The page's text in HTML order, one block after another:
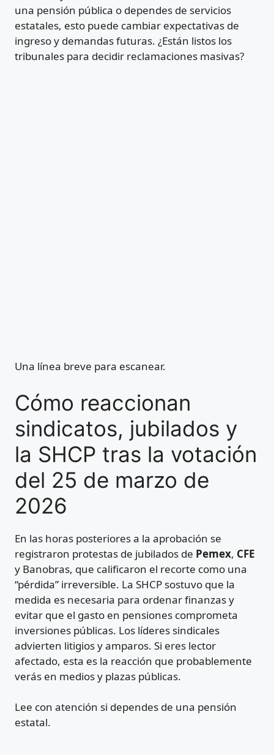
una pensión pública o dependes de servicios
estatales, esto puede cambiar expectativas de
ingreso y demandas futuras. ¿Están listos los
tribunales para decidir reclamaciones masivas?
Una línea breve para escanear.
Cómo reaccionan
sindicatos, jubilados y
la SHCP tras la votación
del 25 de marzo de
2026
En las horas posteriores a la aprobación se
registraron protestas de jubilados de Pemex, CFE
y Banobras, que calificaron el recorte como una
“pérdida” irreversible. La SHCP sostuvo que la
medida es necesaria para ordenar finanzas y
evitar que el gasto en pensiones comprometa
inversiones públicas. Los líderes sindicales
advierten litigios y amparos. Si eres lector
afectado, esta es la reacción que probablemente
verás en medios y plazas públicas.
Lee con atención si dependes de una pensión
estatal.